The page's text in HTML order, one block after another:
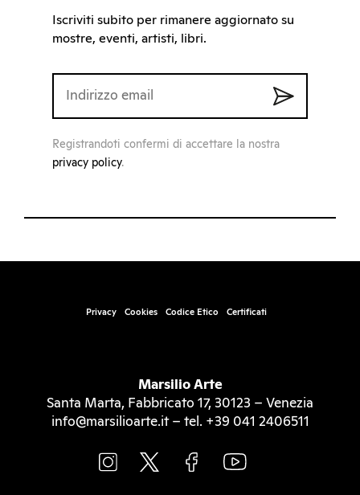
Iscriviti subito per rimanere aggiornato su
mostre, eventi, artisti, libri.
Registrandoti confermi di accettare la nostra
privacy policy.
Privacy Cookies Codice Etico Certificati
Marsilio Arte
Santa Marta, Fabbricato 17, 30123 – Venezia
info@marsilioarte.it – tel. +39 041 2406511